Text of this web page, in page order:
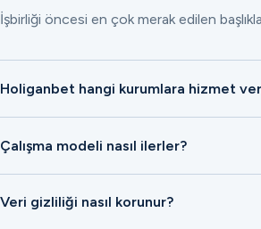
İşbirliği öncesi en çok merak edilen
Holiganbet hangi kurumlara hizmet
Çalışma modeli nasıl ilerler?
Veri gizliliği nasıl korunur?